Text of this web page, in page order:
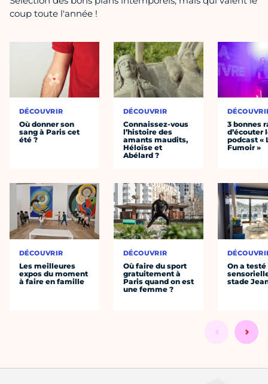
coup toute l'année !
DÉCOUVRIR
Où donner son
sang à Paris cet
été ?
DÉCOUVRIR
Les meilleures
expos du moment
à faire en famille
DÉCOUVRIR
Connaissez-vous
l’histoire des
amants maudits,
Héloïse et
Abélard ?
DÉCOUVRIR
Où faire du sport
gratuitement à
Paris quand on est
une femme ?
3 bonnes
d’écouter
podcast «
Fumoir »
On a
stade